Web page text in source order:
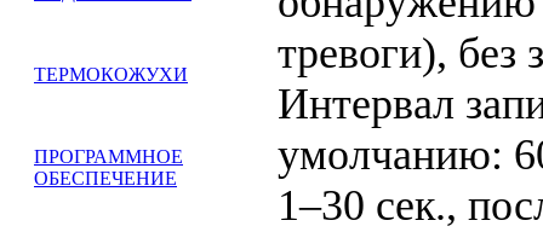
ТЕРМОКОЖУХИ
ПРОГРАММНОЕ
ОБЕСПЕЧЕНИЕ
тревоги), без
Интервал
умолчанию:
1–30 сек.,